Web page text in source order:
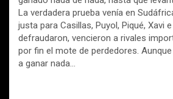
La verdadera prueba venía en
justa para Casillas, Puyol, Piqué, Xavi
defraudaron, vencieron a rivales
por fin el mote de perdedores.
a ganar nada…